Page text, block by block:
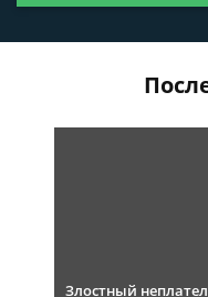
Злостный